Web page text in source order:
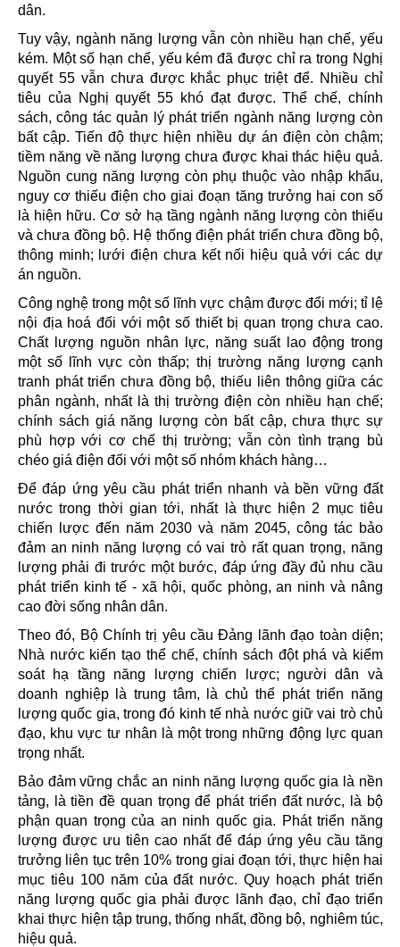
dân.
Tuy vậy, ngành năng lượng vẫn còn nhiều hạn chế, yếu
kém. Một số hạn chế, yếu kém đã được chỉ ra trong Nghị
quyết 55 vẫn chưa được khắc phục triệt để. Nhiều chỉ
tiêu của Nghị quyết 55 khó đạt được. Thể chế, chính
sách, công tác quản lý phát triển ngành năng lượng còn
bất cập. Tiến độ thực hiện nhiều dự án điện còn chậm;
tiềm năng về năng lượng chưa được khai thác hiệu quả.
Nguồn cung năng lượng còn phụ thuộc vào nhập khẩu,
nguy cơ thiếu điện cho giai đoạn tăng trưởng hai con số
là hiện hữu. Cơ sở hạ tầng ngành năng lượng còn thiếu
và chưa đồng bộ. Hệ thống điện phát triển chưa đồng bộ,
thông minh; lưới điện chưa kết nối hiệu quả với các dự
án nguồn.
Công nghệ trong một số lĩnh vực chậm được đổi mới; tỉ lệ
nội địa hoá đối với một số thiết bị quan trọng chưa cao.
Chất lượng nguồn nhân lực, năng suất lao động trong
một số lĩnh vực còn thấp; thị trường năng lượng cạnh
tranh phát triển chưa đồng bộ, thiếu liên thông giữa các
phân ngành, nhất là thị trường điện còn nhiều hạn chế;
chính sách giá năng lượng còn bất cập, chưa thực sự
phù hợp với cơ chế thị trường; vẫn còn tình trạng bù
chéo giá điện đối với một số nhóm khách hàng…
Để đáp ứng yêu cầu phát triển nhanh và bền vững đất
nước trong thời gian tới, nhất là thực hiện 2 mục tiêu
chiến lược đến năm 2030 và năm 2045, công tác bảo
đảm an ninh năng lượng có vai trò rất quan trọng, năng
lượng phải đi trước một bước, đáp ứng đầy đủ nhu cầu
phát triển kinh tế - xã hội, quốc phòng, an ninh và nâng
cao đời sống nhân dân.
Theo đó, Bộ Chính trị yêu cầu Đảng lãnh đạo toàn diện;
Nhà nước kiến tạo thể chế, chính sách đột phá và kiểm
soát hạ tầng năng lượng chiến lược; người dân và
doanh nghiệp là trung tâm, là chủ thể phát triển năng
lượng quốc gia, trong đó kinh tế nhà nước giữ vai trò chủ
đạo, khu vực tư nhân là một trong những động lực quan
trọng nhất.
Bảo đảm vững chắc an ninh năng lượng quốc gia là nền
tảng, là tiền đề quan trọng để phát triển đất nước, là bộ
phận quan trọng của an ninh quốc gia. Phát triển năng
lượng được ưu tiên cao nhất để đáp ứng yêu cầu tăng
trưởng liên tục trên 10% trong giai đoạn tới, thực hiện hai
mục tiêu 100 năm của đất nước. Quy hoạch phát triển
năng lượng quốc gia phải được lãnh đạo, chỉ đạo triển
khai thực hiện tập trung, thống nhất, đồng bộ, nghiêm túc,
hiệu quả.